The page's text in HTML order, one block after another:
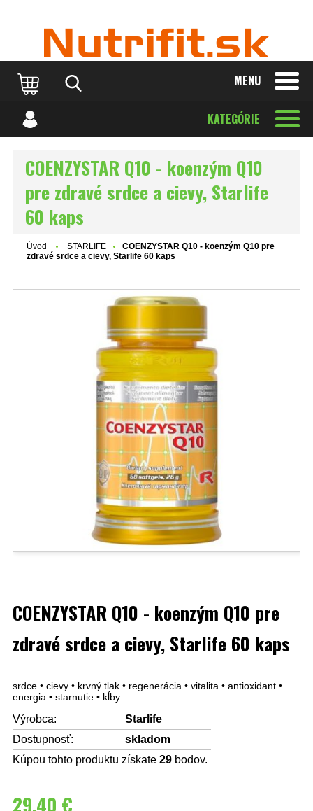
MENU
KATEGÓRIE
COENZYSTAR Q10 - koenzým Q10
pre zdravé srdce a cievy, Starlife
60 kaps
Úvod STARLIFE
COENZYSTAR Q10 - koenzým Q10 pre
zdravé srdce a cievy, Starlife 60 kaps
COENZYSTAR Q10 - koenzým Q10 pre
zdravé srdce a cievy, Starlife 60 kaps
srdce • cievy • krvný tlak • regenerácia • vitalita • antioxidant •
energia • starnutie • kĺby
Výrobca:
Starlife
Dostupnosť:
skladom
Kúpou tohto produktu získate 29 bodov.
29,40 €